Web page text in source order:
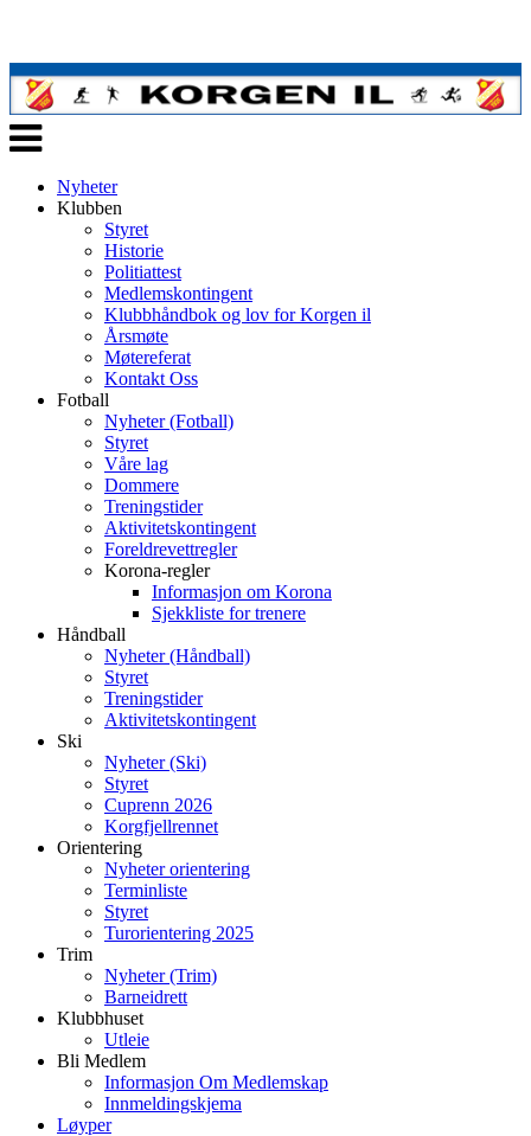
Veksle
navigasjon
Nyheter
Klubben
Styret
Historie
Politiattest
Medlemskontingent
Klubbhåndbok og lov for Korgen il
Årsmøte
Møtereferat
Kontakt Oss
Fotball
Nyheter (Fotball)
Styret
Våre lag
Dommere
Treningstider
Aktivitetskontingent
Foreldrevettregler
Korona-regler
Informasjon om Korona
Sjekkliste for trenere
Håndball
Nyheter (Håndball)
Styret
Treningstider
Aktivitetskontingent
Ski
Nyheter (Ski)
Styret
Cuprenn 2026
Korgfjellrennet
Orientering
Nyheter orientering
Terminliste
Styret
Turorientering 2025
Trim
Nyheter (Trim)
Barneidrett
Klubbhuset
Utleie
Bli Medlem
Informasjon Om Medlemskap
Innmeldingskjema
Løyper